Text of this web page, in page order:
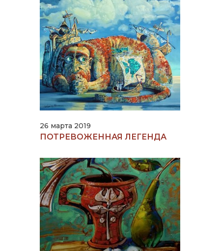
26 марта 2019
ПОТРЕВОЖЕННАЯ ЛЕГЕНДА